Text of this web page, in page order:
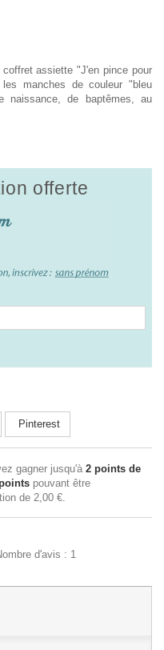
assiette "J'en pince pour
manches de couleur "bleu
naissance, de baptêmes, au
offerte
Pinterest
gagner jusqu'à 2 points de
pouvant être
de 2,00 €.
d'avis : 1